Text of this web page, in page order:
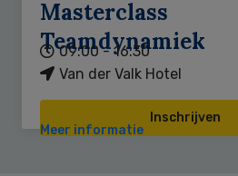
Masterclass
Teamdynamiek
09:00 - 16:30
Van der Valk Hotel
Inschrijven
Meer informatie